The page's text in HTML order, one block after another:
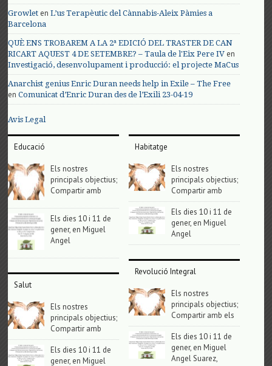
Growlet enL’us Terapèutic del Cànnabis-Aleix Pàmies a
Barcelona
QUÈ ENS TROBAREM A LA 2ª EDICIÓ DEL TRASTER DE CAN
RICART AQUEST 4 DE SETEMBRE? – Taula de l'Eix Pere IV en
Investigació, desenvolupament i producció: el projecte MaCus
Anarchist genius Enric Duran needs help in Exile – The Free
enComunicat d’Enric Duran des de l’Exili 23-04-19
Avis Legal
Educació
Els nostres
principals objectius;
Compartir amb
Els dies 10 i 11 de
gener, en Miguel
Angel
Salut
Els nostres
principals objectius;
Compartir amb
Els dies 10 i 11 de
gener, en Miguel
Habitatge
Els nostres
principals objectius;
Compartir amb
Els dies 10 i 11 de
gener, en Miguel
Angel
Revolució Integral
Els nostres
principals objectius;
Compartir amb els
Els dies 10 i 11 de
gener, en Miguel
Angel Suarez,